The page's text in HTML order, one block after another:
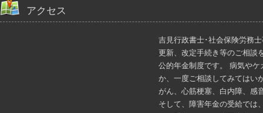
アクセス
吉見行政書士･社会保険労務
更新、改定手続き等のご相談
公的年金制度です。 病気や
か、一度ご相談してみてはい
がん、心筋梗塞、白内障、感
そして、障害年金の受給では